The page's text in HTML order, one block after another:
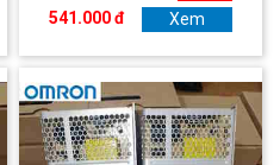
541.000 đ
Xem